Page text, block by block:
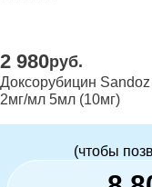
2 980руб.
Доксорубицин
2мг/мл 5мл (10мг)
(чтобы